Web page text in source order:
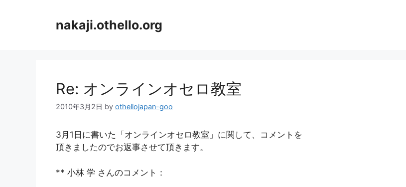
nakaji.othello.org
Re: オンラインオセロ教室
2010年3月2日 by othellojapan-goo
3月1日に書いた「オンラインオセロ教室」に関して、コメントを
頂きましたのでお返事させて頂きます。
** 小林 学 さんのコメント：